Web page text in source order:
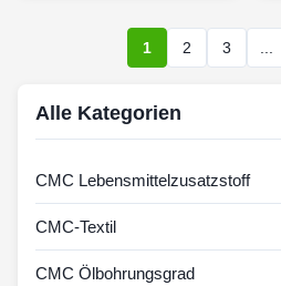
1 2 3
Alle Kategorien
CMC Lebensmittelzusatzstoff
CMC-Textil
CMC Ölbohrungsgrad